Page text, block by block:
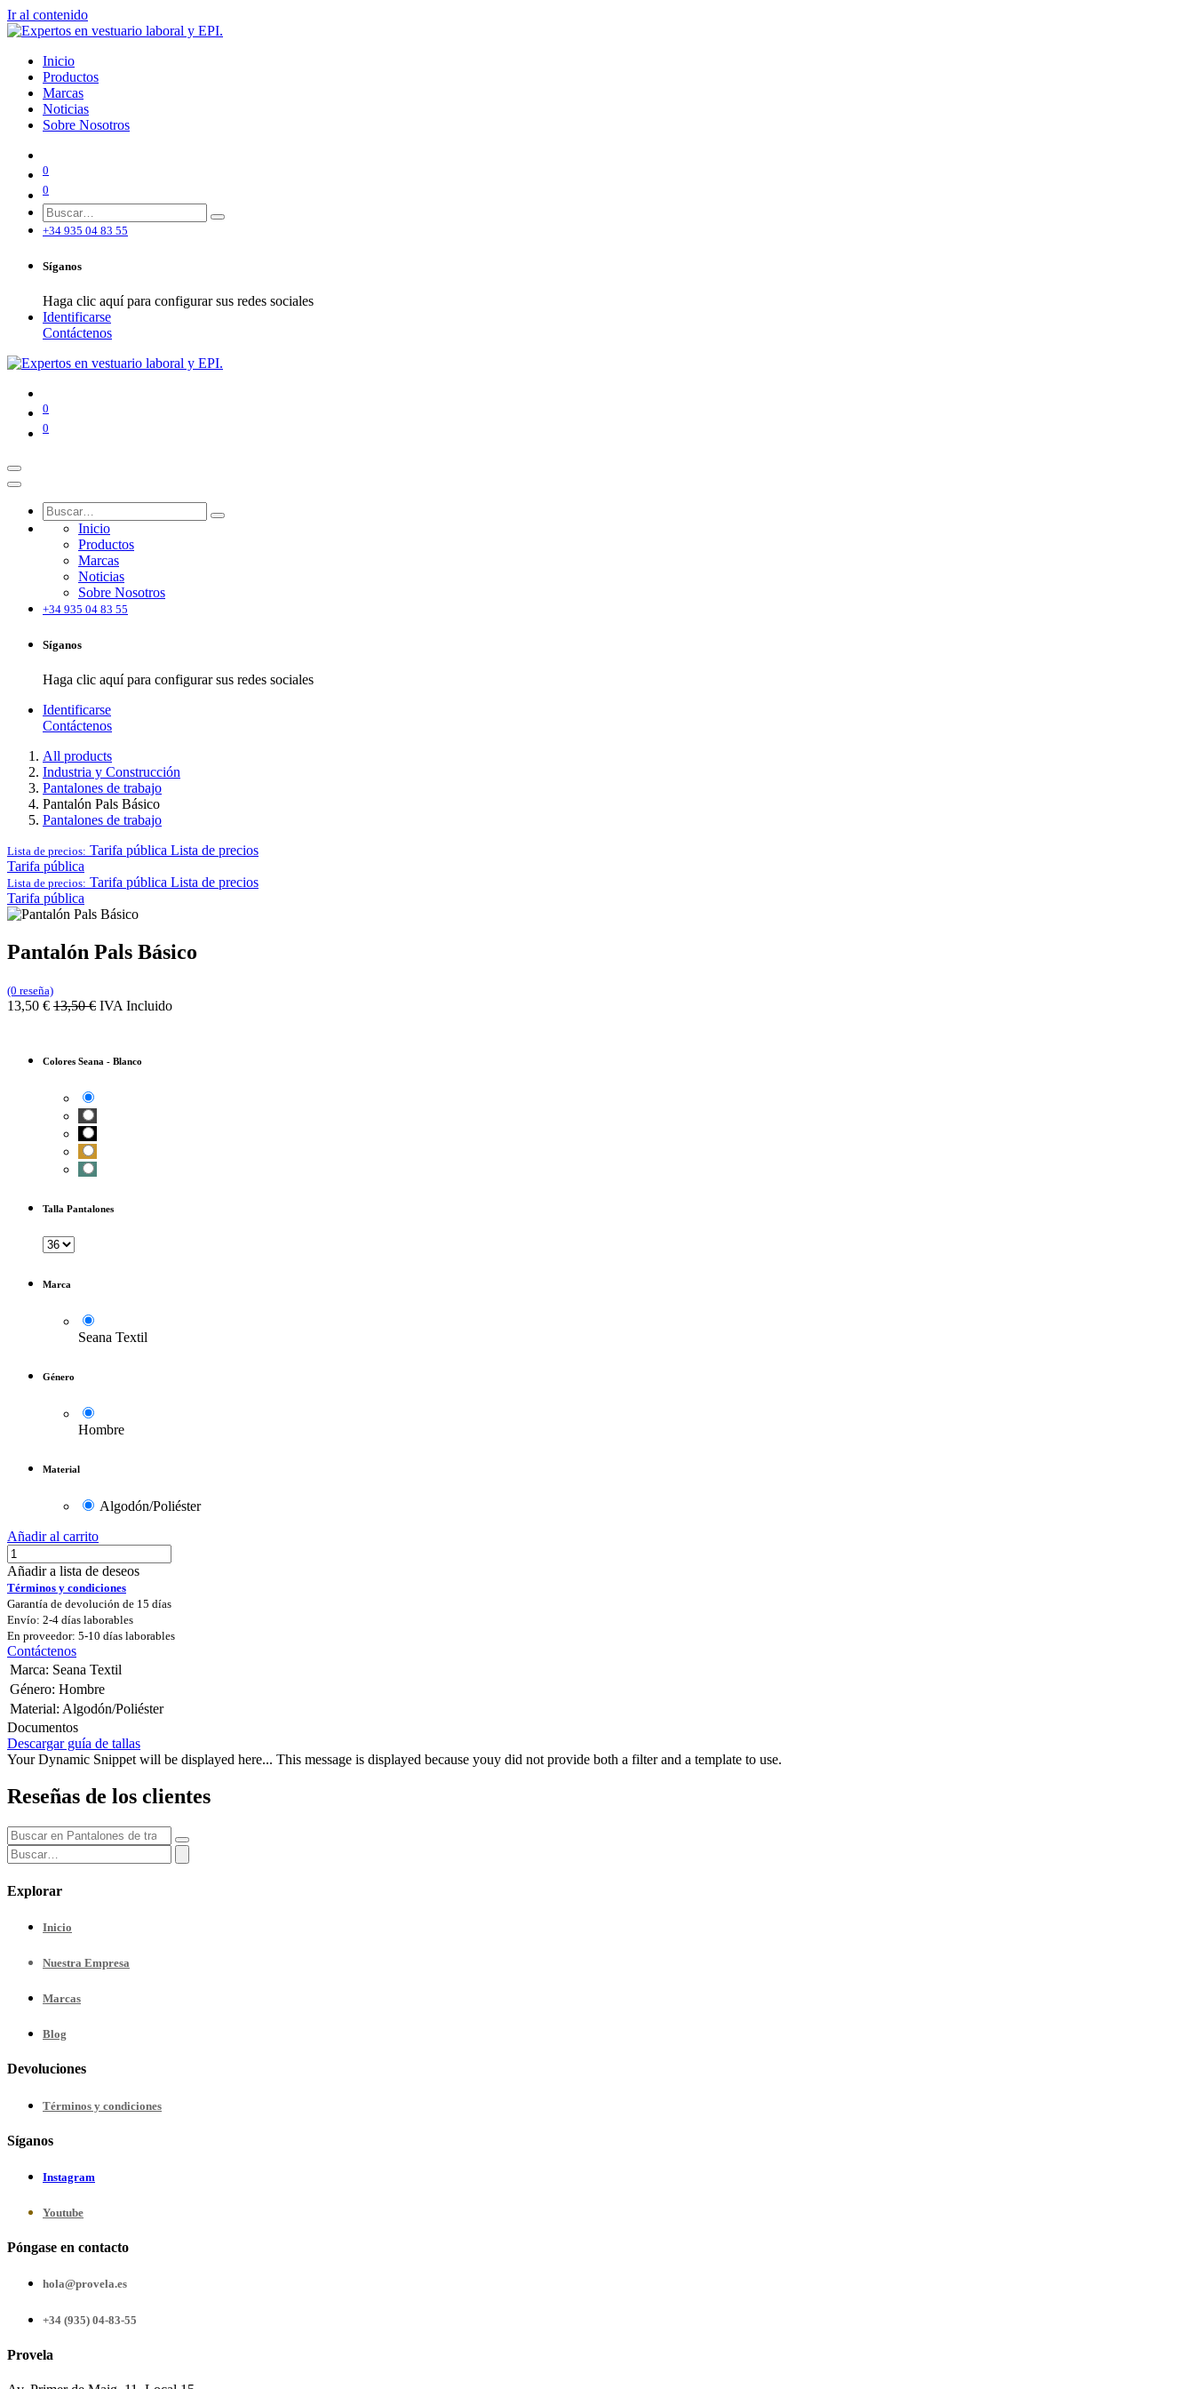
Ir al contenido
Inicio
Productos
Marcas
Noticias
Sobre Nosotros
0
0
+34 935 04 83 55
Síganos
Haga clic aquí para configurar sus redes sociales
Identificarse
Contáctenos
0
0
Inicio
Productos
Marcas
Noticias
Sobre Nosotros
+34 935 04 83 55
Síganos
Haga clic aquí para configurar sus redes sociales
Identificarse
Contáctenos
All products
Industria y Construcción
Pantalones de trabajo
Pantalón Pals Básico
Pantalones de trabajo
Lista de precios: Tarifa pública Lista de precios
Tarifa pública
Lista de precios: Tarifa pública Lista de precios
Tarifa pública
Pantalón Pals Básico
(0 reseña)
13,50 € 13,50€ IVA Incluido
Colores Seana - Blanco
Talla Pantalones
Marca
Seana Textil
Género
Hombre
Material
Algodón/Poliéster
Añadir al carrito
Añadir a lista de deseos
Términos y condiciones
Garantía de devolución de 15 días
Envío: 2-4 días laborables
En proveedor: 5-10 días laborables
Contáctenos
Marca: Seana Textil
Género: Hombre
Material: Algodón/Poliéster
Documentos
Descargar guía de tallas
Your Dynamic Snippet will be displayed here... This message is displayed because youy did not provide both a filter and a template to use.
Reseñas de los clientes
Explorar
Inicio
Nuestra Empresa
Marcas
Blog
Devoluciones
Términos y condiciones
Síganos
Instagram
Youtube
Póngase en contacto
hola@provela.es
+34 (935) 04-83-55
Provela